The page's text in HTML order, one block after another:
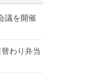
議を開催
わり弁当